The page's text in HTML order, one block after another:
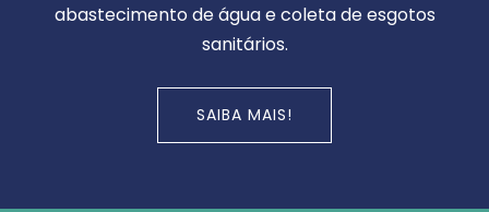
abastecimento de água e coleta de esgotos
sanitários.
SAIBA MAIS!